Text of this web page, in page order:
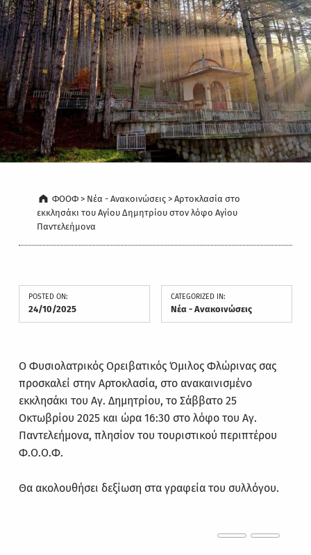
ΦΟΟΦ > Νέα - Ανακοινώσεις >Αρτοκλασία στο
εκκλησάκι του Αγίου Δημητρίου στον λόφο Αγίου
Παντελεήμονα
POSTED ON:
24/10/2025
CATEGORIZED IN:
Νέα - Ανακοινώσεις
Ο Φυσιολατρικός Ορειβατικός Όμιλος Φλώρινας σας
προσκαλεί στην Αρτοκλασία, στο ανακαινισμένο
εκκλησάκι του Αγ. Δημητρίου, το Σάββατο 25
Οκτωβρίου 2025 και ώρα 16:30 στο λόφο του Αγ.
Παντελεήμονα, πλησίον του τουριστικού περιπτέρου
Φ.Ο.Ο.Φ.
Θα ακολουθήσει δεξίωση στα γραφεία του συλλόγου.